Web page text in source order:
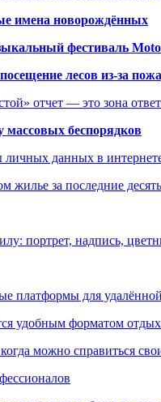
имена новорождённых
фестиваль
лесов из-за
отчет — это зона
массовых беспорядков
данных в
жилье за последние
портрет, надпись,
платформы для
удобным форматом
можно справиться